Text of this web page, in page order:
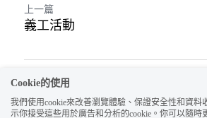
上一篇
義工活動
返回網站
Cookie的使用
我們使用cookie來改善瀏覽體驗、保證安全性和資料
示你接受這些用於廣告和分析的cookie。你可以隨時